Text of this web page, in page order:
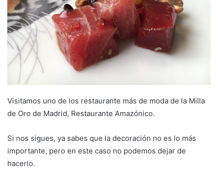
a
i
l
Visitamos uno de los restaurante más de moda de la Milla
de Oro de Madrid, Restaurante Amazónico.
Si nos sigues, ya sabes que la decoración no es lo más
importante, pero en este caso no podemos dejar de
hacerlo.